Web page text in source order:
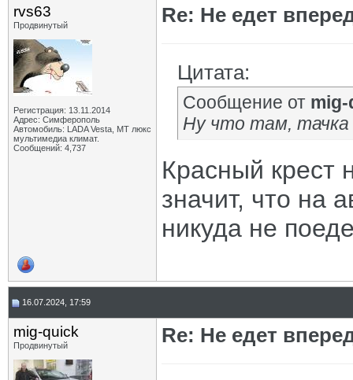
rvs63
Продвинутый
Регистрация: 13.11.2014
Адрес: Симферополь
Автомобиль: LADA Vesta, МТ люкс
мультимедиа климат.
Сообщений: 4,737
Re: Не едет
Цитата:
Сообщение от
Ну что там, тачка
Красный крест
значит, что на
никуда не
16.07.2024, 17:59
mig-quick
Продвинутый Re: Не едет